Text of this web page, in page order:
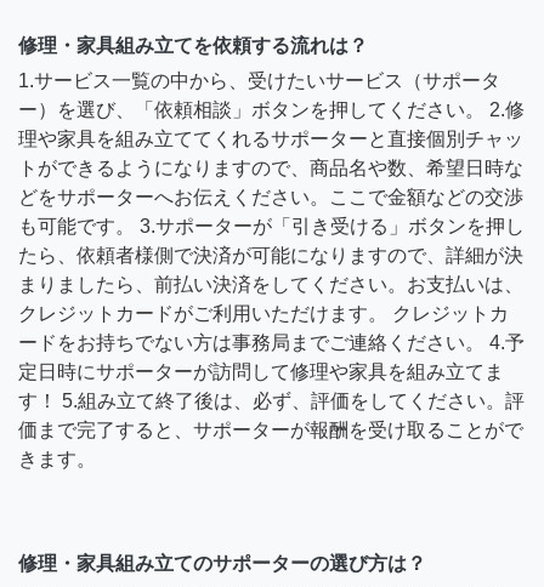
修理・家具組み立てを依頼する流れは？
1.サービス一覧の中から、受けたいサービス（サポータ
ー）を選び、「依頼相談」ボタンを押してください。 2.修
理や家具を組み立ててくれるサポーターと直接個別チャッ
トができるようになりますので、商品名や数、希望日時な
どをサポーターへお伝えください。ここで金額などの交渉
も可能です。 3.サポーターが「引き受ける」ボタンを押し
たら、依頼者様側で決済が可能になりますので、詳細が決
まりましたら、前払い決済をしてください。お支払いは、
クレジットカードがご利用いただけます。 クレジットカ
ードをお持ちでない方は事務局までご連絡ください。 4.予
定日時にサポーターが訪問して修理や家具を組み立てま
す！ 5.組み立て終了後は、必ず、評価をしてください。評
価まで完了すると、サポーターが報酬を受け取ることがで
きます。
修理・家具組み立てのサポーターの選び方は？